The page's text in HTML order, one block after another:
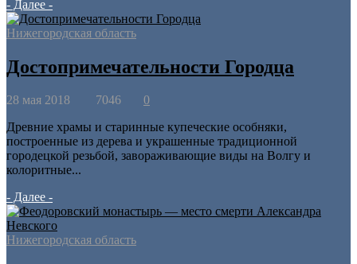
- Далее -
Нижегородская область
Достопримечательности Городца
28 мая 2018 7046 0
Древние храмы и старинные купеческие особняки,
построенные из дерева и украшенные традиционной
городецкой резьбой, завораживающие виды на Волгу и
колоритные...
- Далее -
Нижегородская область